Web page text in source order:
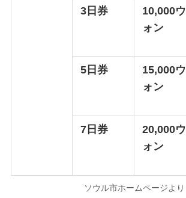
3日券
10,000ウ
ォン
5日券
15,000ウ
ォン
7日券
20,000ウ
ォン
ソウル市ホームページより